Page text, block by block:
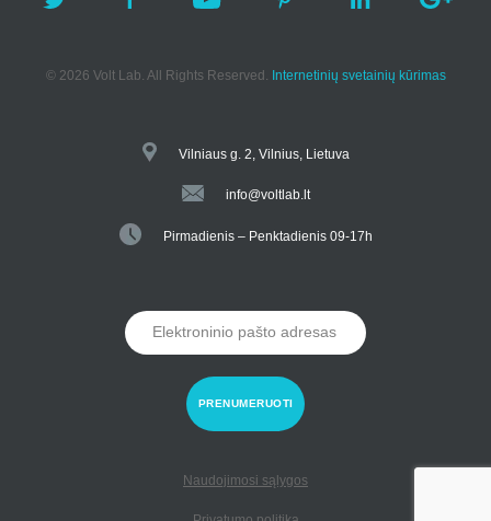
© 2026 Volt Lab. All Rights Reserved. Internetinių svetainių kūrimas
Vilniaus g. 2, Vilnius, Lietuva
info@voltlab.lt
Pirmadienis – Penktadienis 09-17h
Naudojimosi sąlygos